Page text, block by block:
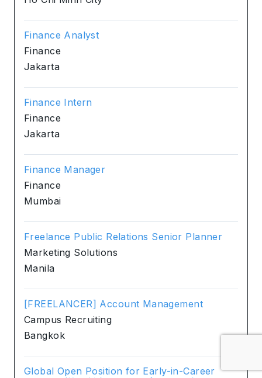
Finance Analyst
Finance
Jakarta
Finance Intern
Finance
Jakarta
Finance Manager
Finance
Mumbai
Freelance Public Relations Senior Planner
Marketing Solutions
Manila
[FREELANCER] Account Management
Campus Recruiting
Bangkok
Global Open Position for Early-in-Career